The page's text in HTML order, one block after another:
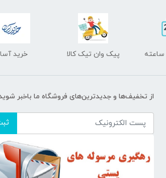
پیک وان تیک کالا خرید
از تخفیف‌ها و جدیدترین‌های فروشگاه ما باخبر